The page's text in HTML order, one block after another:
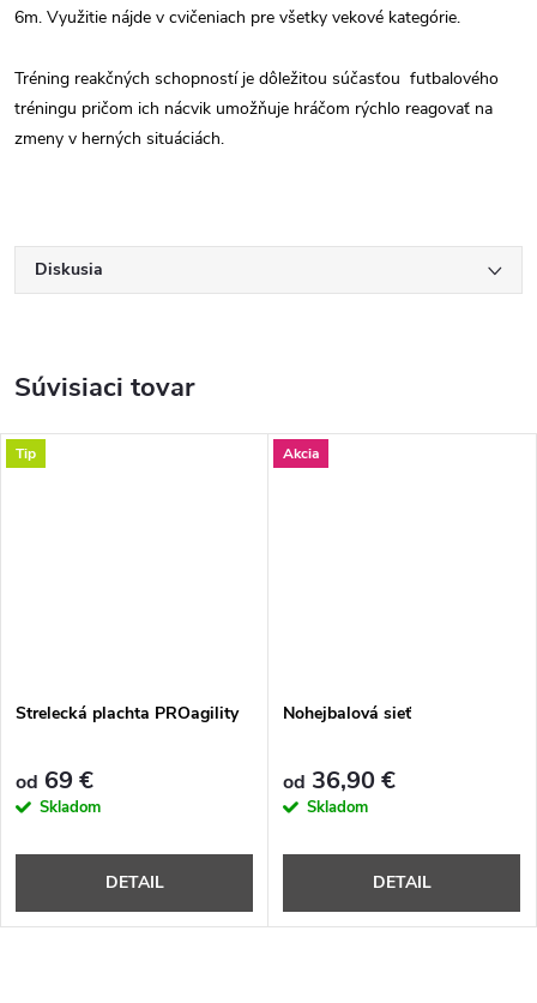
6m. Využitie nájde v cvičeniach pre všetky vekové kategórie.
Tréning reakčných schopností je dôležitou súčasťou futbalového
tréningu pričom ich nácvik umožňuje hráčom rýchlo reagovať na
zmeny v herných situáciách.
Diskusia
Súvisiaci tovar
Tip
Strelecká plachta PROagility
od 69 €
Skladom
DETAIL
Akcia
Nohejbalová sieť
od 36,90 €
Skladom
DETAIL